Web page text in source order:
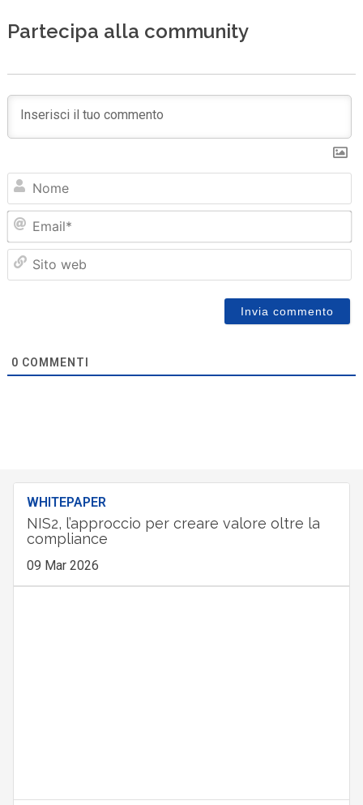
Partecipa alla community
0 COMMENTI
WHITEPAPER
NIS2, l’approccio per creare valore oltre la
compliance
09 Mar 2026